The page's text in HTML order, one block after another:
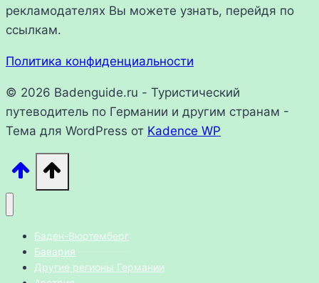
рекламодателях Вы можете узнать, перейдя по
ссылкам.
Политика конфиденциальности
© 2026 Badenguide.ru - Туристический
путеводитель по Германии и другим странам -
Тема для WordPress от Kadence WP
Баден-Вюртемберг
Бавария
Другие регионы Германии